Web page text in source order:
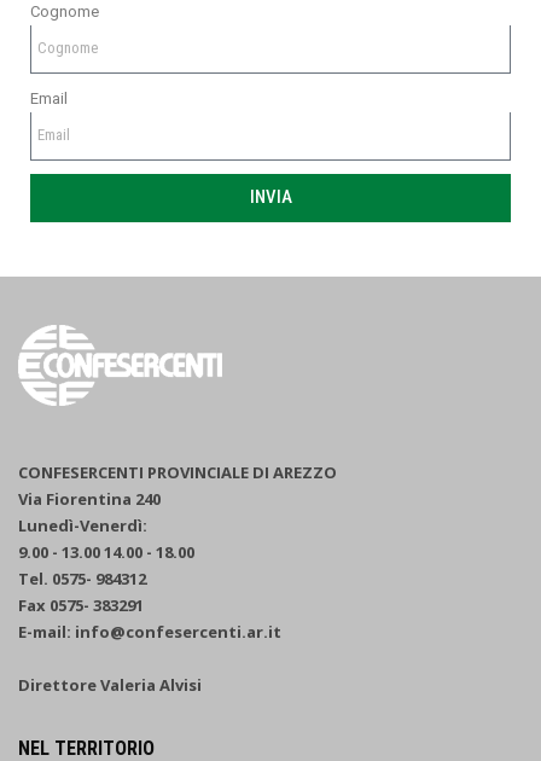
Cognome
Email
INVIA
CONFESERCENTI PROVINCIALE DI AREZZO
Via Fiorentina 240
Lunedì-Venerdì:
9.00 - 13.00 14.00 - 18.00
Tel. 0575- 984312
Fax 0575- 383291
E-mail: info@confesercenti.ar.it
Direttore Valeria Alvisi
NEL TERRITORIO